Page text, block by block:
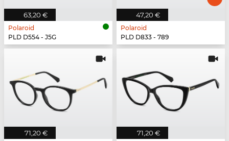
63,20 €
Polaroid
PLD D554 - J5G
47,20 €
Polaroid
PLD D833 - 789
71,20 € 71,20 €